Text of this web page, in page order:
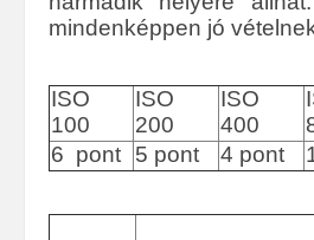
mindenképpen jó
ISO
100
ISO
200
ISO
400
6 pont
5 pont 4 pont